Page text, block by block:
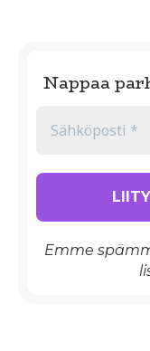
Nappaa
Emme